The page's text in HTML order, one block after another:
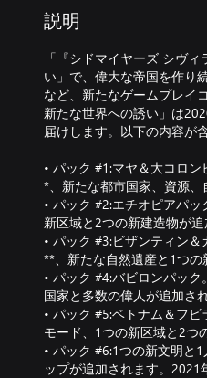
説明
「『シドマイヤーズ シヴ
い」で、偉大な帝国を作り
など、新たなゲームプレイ
新たな世界への誘い」は
届けします。以下の内容が
• パック #1:マヤ＆大コロ
*、新たな都市国家、資源、
• パック #2:エチオピアパ
新区域と2つの新建造物が追
• パック #3:ビザンティン
**、新たな自然遺産と1つの
• パック #4:バビロンパッ
国家と多数の偉人が追加され
• パック #5:ベトナム＆フ
モード、1つの新区域と2つ
• パック #6:1つの新文明と
ップが追加されます。2021